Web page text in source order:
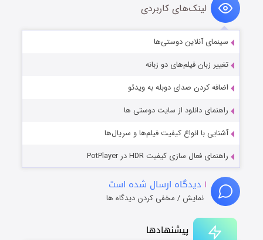
پیشنهادها
لینک‌های کاربردی
سینمای آنلاین دوستی‌ها
تغییر زبان فیلم‌های دو زبانه
اضافه کردن صدای دوبله به ویدئو
راهنمای دانلود از سایت دوستی ها
آشنایی با انواع کیفیت فیلم‌ها و سریال‌ها
راهنمای فعال سازی کیفیت HDR در PotPlayer
۱ دیدگاه ارسال شده است
نمایش / مخفی کردن دیدگاه ها